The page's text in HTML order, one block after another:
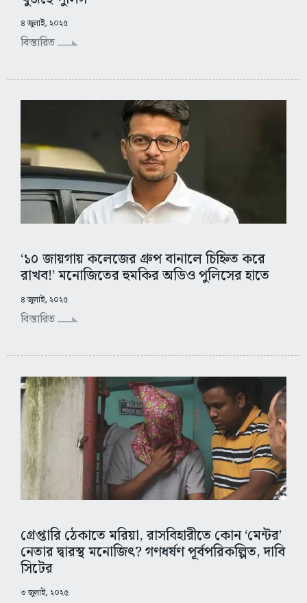
৪ জুলাই, ২০২৫
বিস্তারিত
‘১০ জায়গায় কলেজের গ্রুপ বানালে চিহ্নিত করে
রাখব!’ মনোজিতের হুমকির অডিও পুলিসের হাতে
৪ জুলাই, ২০২৫
বিস্তারিত
গ্রেপ্তারি ঠেকাতে মরিয়া, রাসবিহারীতে কোন ‘মেন্টর’
নেতার দ্বারস্থ মনোজিৎ? গণধর্ষণ পূর্বপরিকল্পিত, দাবি
সিটের
৩ জুলাই, ২০২৫